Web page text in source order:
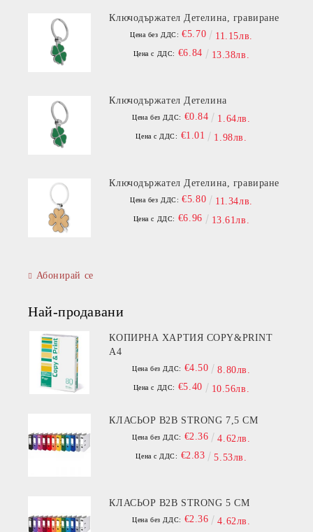
Ключодържател Детелина, гравиране
Цена без ДДС: €5.70 11.15лв.
Цена с ДДС: €6.84 13.38лв.
Ключодържател Детелина
Цена без ДДС: €0.84 1.64лв.
Цена с ДДС: €1.01 1.98лв.
Ключодържател Детелина, гравиране
Цена без ДДС: €5.80 11.34лв.
Цена с ДДС: €6.96 13.61лв.
Абонирай се
Най-продавани
КОПИРНА ХАРТИЯ COPY&PRINT
A4
Цена без ДДС: €4.50 8.80лв.
Цена с ДДС: €5.40 10.56лв.
КЛАСЬОР B2B STRONG 7,5 СМ
Цена без ДДС: €2.36 4.62лв.
Цена с ДДС: €2.83 5.53лв.
КЛАСЬОР B2B STRONG 5 СМ
Цена без ДДС: €2.36 4.62лв.